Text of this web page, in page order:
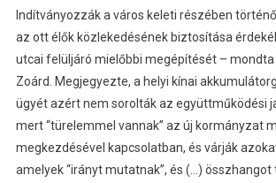
Indítványozzák a város keleti részében
az ott élők közlekedésének biztosítása
utcai felüljáró mielőbbi megépítését – mondta
Zoárd. Megjegyezte, a helyi kínai
ügyét azért nem sorolták az együttműködési
mert “türelemmel vannak” az új kormányzat
megkezdésével kapcsolatban, és várják
amelyek “irányt mutatnak”, és (…)